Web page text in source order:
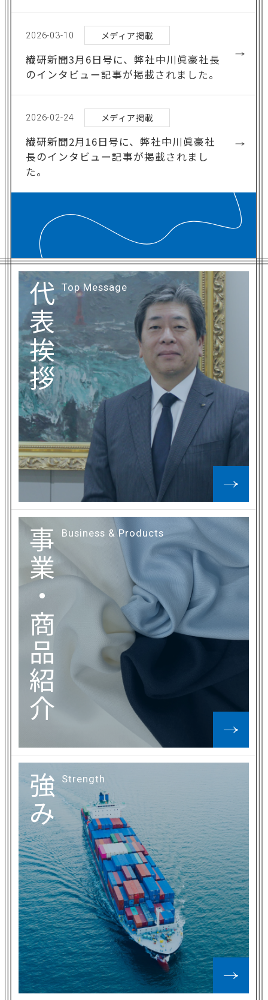
オフィシャルサイト
2026-03-10 メディア掲載
繊研新聞3月6日号に、弊社中川眞豪社長
のインタビュー記事が掲載されました。
2026-02-24 メディア掲載
繊研新聞2月16日号に、弊社中川眞豪社
長のインタビュー記事が掲載されまし
た。
代
表
挨
拶
Top Message
事
業
・
商
品
紹
介
Business & Products
強
み
Strength